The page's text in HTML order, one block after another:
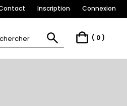
Connexion
Inscription
( 0 )